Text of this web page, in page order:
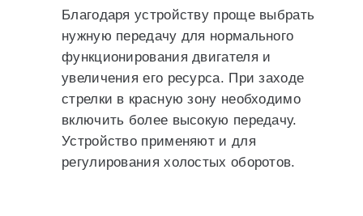
Благодаря устройству проще выбрать
нужную передачу для нормального
функционирования двигателя и
увеличения его ресурса. При заходе
стрелки в красную зону необходимо
включить более высокую передачу.
Устройство применяют и для
регулирования холостых оборотов.